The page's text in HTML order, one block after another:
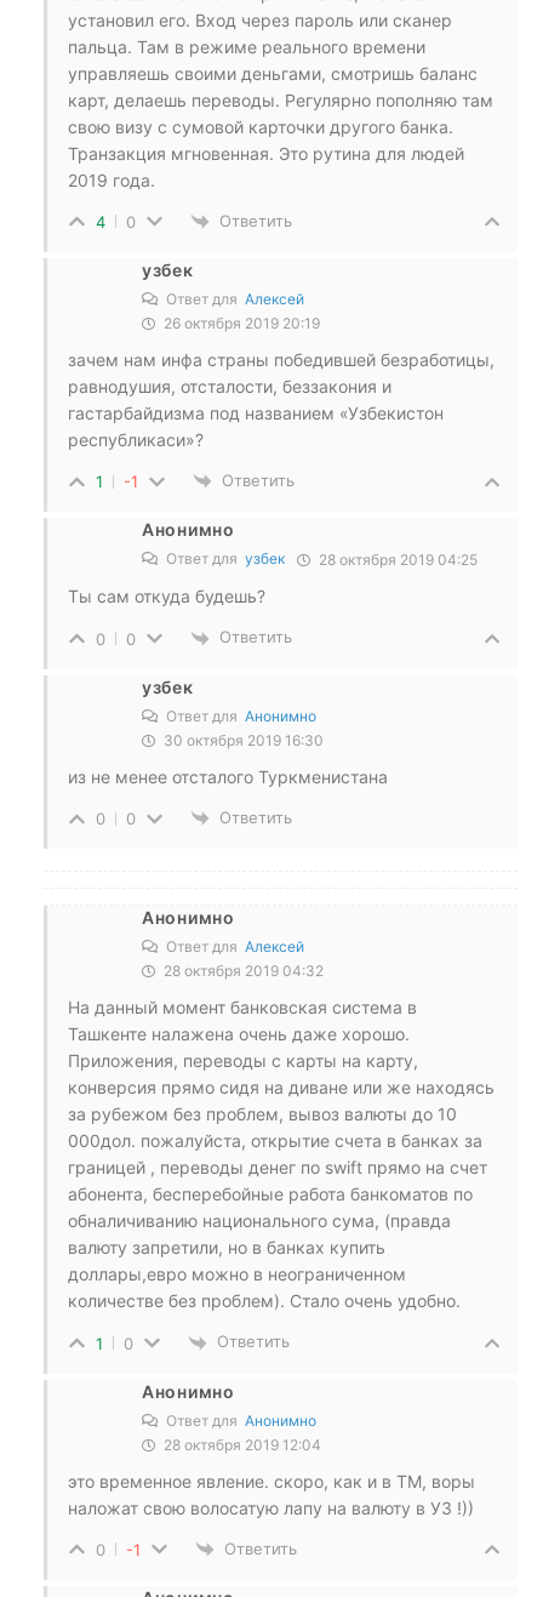
установил его. Вход через пароль или сканер
пальца. Там в режиме реального времени
управляешь своими деньгами, смотришь баланс
карт, делаешь переводы. Регулярно пополняю там
свою визу с сумовой карточки другого банка.
Транзакция мгновенная. Это рутина для людей
2019 года.
4 0 Ответить
узбек
Ответ для Алексей
26 октября 2019 20:19
зачем нам инфа страны победившей безработицы,
равнодушия, отсталости, беззакония и
гастарбайдизма под названием «Узбекистон
республикаси»?
1 -1 Ответить
Анонимно
Ответ для узбек 28 октября 2019 04:25
Ты сам откуда будешь?
0 0 Ответить
узбек
Ответ для Анонимно
30 октября 2019 16:30
из не менее отсталого Туркменистана
0 0 Ответить
Анонимно
Ответ для Алексей
28 октября 2019 04:32
На данный момент банковская система в
Ташкенте налажена очень даже хорошо.
Приложения, переводы с карты на карту,
конверсия прямо сидя на диване или же находясь
за рубежом без проблем, вывоз валюты до 10
000дол. пожалуйста, открытие счета в банках за
границей , переводы денег по swift прямо на счет
абонента, бесперебойные работа банкоматов по
обналичиванию национального сума, (правда
валюту запретили, но в банках купить
доллары,евро можно в неограниченном
количестве без проблем). Стало очень удобно.
1 0 Ответить
Анонимно
Ответ для Анонимно
28 октября 2019 12:04
это временное явление. скоро, как и в ТМ, воры
наложат свою волосатую лапу на валюту в УЗ !))
0 -1 Ответить